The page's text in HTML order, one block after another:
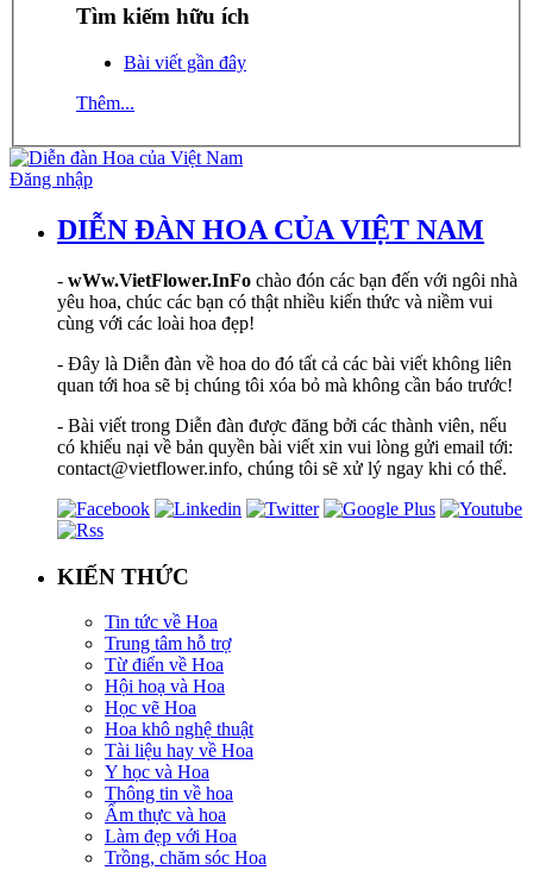
Tìm kiếm hữu ích
Bài viết gần đây
Thêm...
Đăng nhập
DIỄN ĐÀN HOA CỦA VIỆT NAM
- wWw.VietFlower.InFo chào đón các bạn đến với ngôi nhà
yêu hoa, chúc các bạn có thật nhiều kiến thức và niềm vui
cùng với các loài hoa đẹp!
- Đây là Diễn đàn về hoa do đó tất cả các bài viết không liên
quan tới hoa sẽ bị chúng tôi xóa bỏ mà không cần báo trước!
- Bài viết trong Diễn đàn được đăng bởi các thành viên, nếu
có khiếu nại về bản quyền bài viết xin vui lòng gửi email tới:
contact@vietflower.info, chúng tôi sẽ xử lý ngay khi có thể.
KIẾN THỨC
Tin tức về Hoa
Trung tâm hỗ trợ
Từ điển về Hoa
Hội hoạ và Hoa
Học vẽ Hoa
Hoa khô nghệ thuật
Tài liệu hay về Hoa
Y học và Hoa
Thông tin về hoa
Ẩm thực và hoa
Làm đẹp với Hoa
Trồng, chăm sóc Hoa